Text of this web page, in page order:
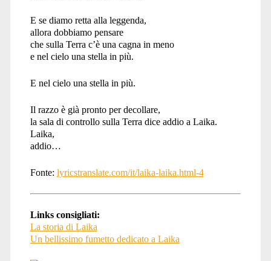
E se diamo retta alla leggenda,
allora dobbiamo pensare
che sulla Terra c’è una cagna in meno
e nel cielo una stella in più.
E nel cielo una stella in più.
Il razzo è già pronto per decollare,
la sala di controllo sulla Terra dice addio a Laika.
Laika,
addio…
Fonte: lyricstranslate.com/it/laika-laika.html-4
Links consigliati:
La storia di Laika
Un bellissimo fumetto dedicato a Laika